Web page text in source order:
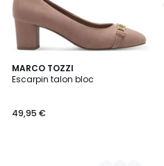
MARCO TOZZI
Escarpin talon bloc
49,95 €
2
Couleurs